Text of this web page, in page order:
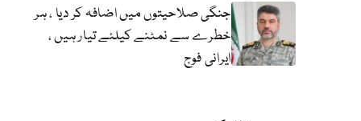
جنگی صلاحیتوں میں اضافہ کر دیا ، ہر
خطرے سے نمٹنے کیلئے تیار ہیں ،
ایرانی فوج